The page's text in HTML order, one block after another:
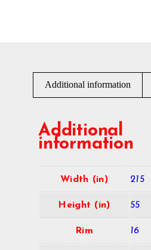
Additional information
Additional
information
Width (in) 215
Height (in) 55
Rim 16